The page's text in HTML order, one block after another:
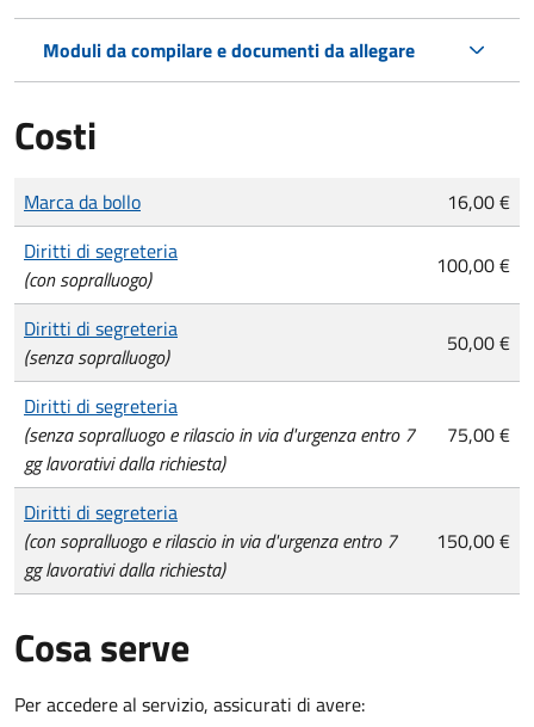
Moduli da compilare e documenti da allegare
Costi
Tipo di pagamento
Importo
Marca da bollo
16,00 €
Diritti di segreteria
(con sopralluogo)
100,00 €
Diritti di segreteria
(senza sopralluogo)
50,00 €
Diritti di segreteria
(senza sopralluogo e rilascio in via d'urgenza entro 7
gg lavorativi dalla richiesta)
75,00 €
Diritti di segreteria
(con sopralluogo e rilascio in via d'urgenza entro 7
gg lavorativi dalla richiesta)
150,00 €
Cosa serve
Per accedere al servizio, assicurati di avere: